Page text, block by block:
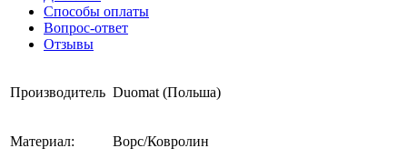
Способы оплаты
Вопрос-ответ
Отзывы
Производитель Duomat (Польша)
Материал: Ворс/Ковролин